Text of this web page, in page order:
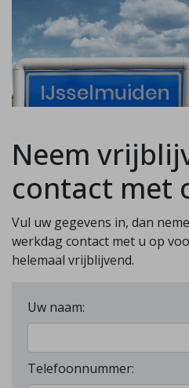
Neem
contact met
Vul uw gegevens in, dan
werkdag contact met u op
helemaal vrijblijvend.
Uw naam:
Telefoonnummer: